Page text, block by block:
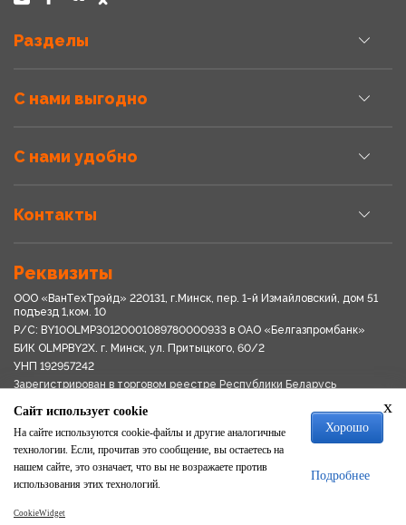
Разделы
С нами выгодно
С нами удобно
Контакты
Реквизиты
ООО «ВанТехТрэйд» 220131, г.Минск, пер. 1-й Измайловский, дом 51
подъезд 1,ком. 10
Р/С: BY10OLMP30120001089780000933 в OАО «Белгазпромбанк»
БИК OLMPBY2X. г. Минск, ул. Притыцкого, 60/2
УНП 192957242
Зарегистрирован в торговом реестре Республики Беларусь
Свидетельство о регистрации № 192957242выдано 18.08.2017
Мингориспоплком
Политика обработки персональных данных
Положение о системе видеонаблюдения
Политика в отношении обработки файлов cookie
x
Сайт использует cookie
На сайте используются cookie-файлы и другие аналогичные
технологии. Если, прочитав это сообщение, вы остаетесь на
нашем сайте, это означает, что вы не возражаете против
использования этих технологий.
Хорошо
Подробнее
CookieWidget